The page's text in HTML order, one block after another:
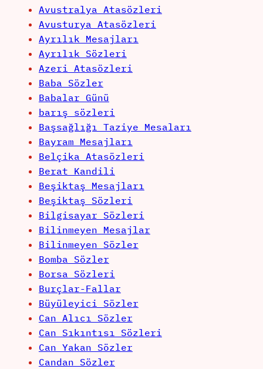
Avustralya Atasözleri
Avusturya Atasözleri
Ayrılık Mesajları
Ayrılık Sözleri
Azeri Atasözleri
Baba Sözler
Babalar Günü
barış sözleri
Başsağlığı Taziye Mesaları
Bayram Mesajları
Belçika Atasözleri
Berat Kandili
Beşiktaş Mesajları
Beşiktaş Sözleri
Bilgisayar Sözleri
Bilinmeyen Mesajlar
Bilinmeyen Sözler
Bomba Sözler
Borsa Sözleri
Burçlar-Fallar
Büyüleyici Sözler
Can Alıcı Sözler
Can Sıkıntısı Sözleri
Can Yakan Sözler
Candan Sözler